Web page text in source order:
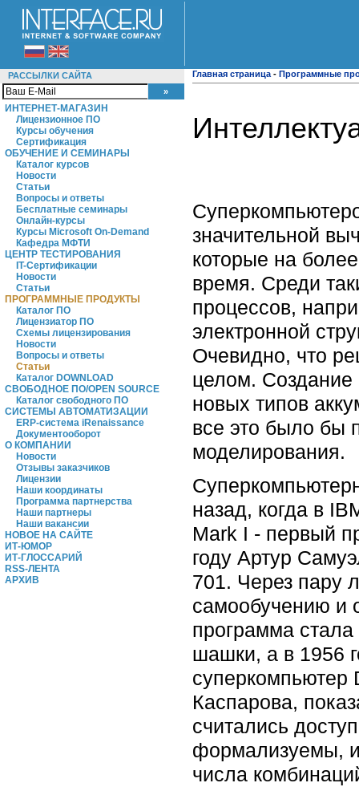
РАССЫЛКИ САЙТА
ИНТЕРНЕТ-МАГАЗИН
Лицензионное ПО
Курсы обучения
Сертификация
ОБУЧЕНИЕ И СЕМИНАРЫ
Каталог курсов
Новости
Статьи
Вопросы и ответы
Бесплатные семинары
Онлайн-курсы
Курсы Microsoft On-Demand
Кафедра МФТИ
ЦЕНТР ТЕСТИРОВАНИЯ
IT-Сертификации
Новости
Статьи
ПРОГРАММНЫЕ ПРОДУКТЫ
Каталог ПО
Лицензиатор ПО
Схемы лицензирования
Новости
Вопросы и ответы
Статьи
Каталог DOWNLOAD
СВОБОДНОЕ ПО/OPEN SOURCE
Каталог свободного ПО
СИСТЕМЫ АВТОМАТИЗАЦИИ
ERP-система iRenaissance
Документооборот
О КОМПАНИИ
Новости
Отзывы заказчиков
Лицензии
Наши координаты
Программа партнерства
Наши партнеры
Наши вакансии
НОВОЕ НА САЙТЕ
ИТ-ЮМОР
ИТ-ГЛОССАРИЙ
RSS-ЛЕНТА
АРХИВ
Главная страница - Программные
значительной
которые на
время. Среди
процессов,
электронной
Очевидно, что
целом. Создание
новых типов
все это было бы
моделирования.
назад, когда в
Mark I - первый
году Артур
701. Через пару
самообучению и
программа стала
шашки, а в 1956
Каспарова,
считались
формализуемы, и
числа